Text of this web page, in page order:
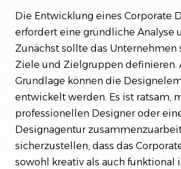
Die Entwicklung eines Corporate
erfordert eine gründliche Analyse
Zunächst sollte das Unternehmen
Ziele und Zielgruppen definieren.
Grundlage können die
entwickelt werden. Es ist ratsam,
professionellen Designer oder
Designagentur
sicherzustellen, dass das
sowohl kreativ als auch funktional